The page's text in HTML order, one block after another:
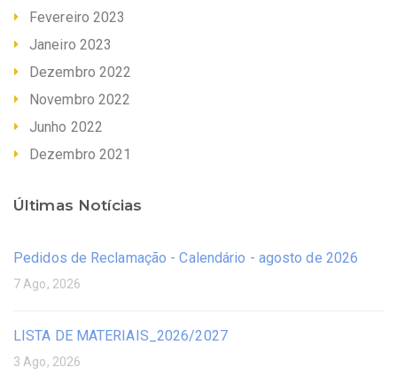
Fevereiro 2023
Janeiro 2023
Dezembro 2022
Novembro 2022
Junho 2022
Dezembro 2021
Últimas Notícias
Pedidos de Reclamação - Calendário - agosto de 2026
7 Ago, 2026
LISTA DE MATERIAIS_2026/2027
3 Ago, 2026